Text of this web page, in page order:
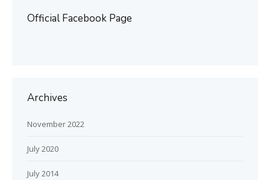
Official Facebook Page
Archives
November 2022
July 2020
July 2014